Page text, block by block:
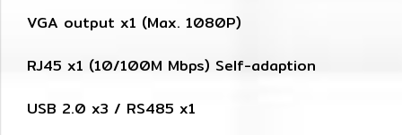
VGA output x1 (Max. 1080P)
RJ45 x1 (10/100M Mbps) Self-adaption
USB 2.0 x3 / RS485 x1